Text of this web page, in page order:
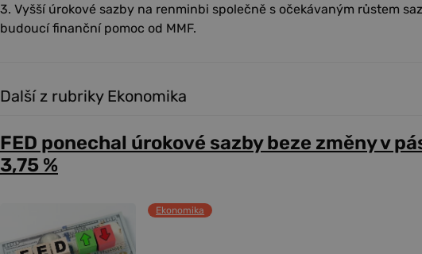
3. Vyšší úrokové sazby na renminbi společně s očekávaným růstem
budoucí finanční pomoc od MMF.
Další z rubriky Ekonomika
FED ponechal úrokové sazby beze změny v
3,75 %
Ekonomika